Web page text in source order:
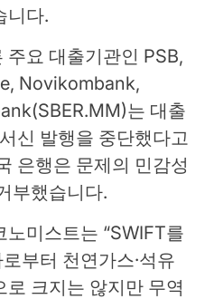
니다.
요 대출기관인 PSB,
Novikombank,
는 대출
신 발행을 중단했다고
은행은 문제의 민감성
부했습니다.
미스트는 “SWIFT를
부터 천연가스·석유
크지는 않지만 무역